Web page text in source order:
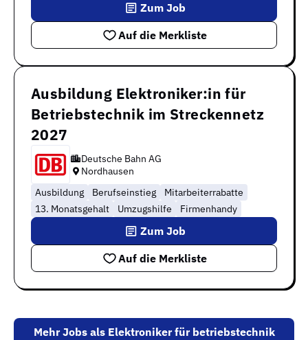
Auf die Merkliste
Zum Job
Ausbildung Elektroniker:in für
Betriebstechnik im Streckennetz
2027
Deutsche Bahn AG
Nordhausen
Ausbildung
Berufseinstieg
Mitarbeiterrabatte
13. Monatsgehalt
Umzugshilfe Firmenhandy
Auf die Merkliste
Zum Job
Mehr Jobs als Elektroniker für betriebstechnik